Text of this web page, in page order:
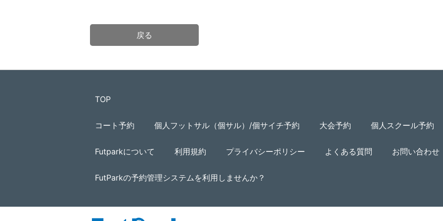
戻る
TOP
コート予約 個人フットサル（個サル）/個サイチ予約 大会予約 個人スクール予約
Futparkについて 利用規約 プライバシーポリシー よくある質問 お問い合わせ
FutParkの予約管理システムを利用しませんか？